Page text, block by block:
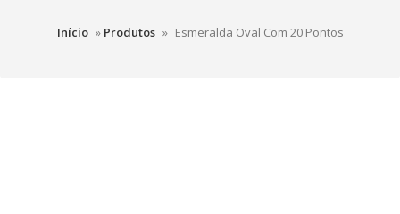
Início » Produtos » Esmeralda Oval Com 20 Pontos